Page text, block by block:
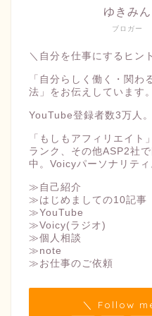
ブロガー
ゆきみん
＼自分を仕事にするヒン
「自分らしく働く・関わ
法」をお伝えしています。
YouTube登録者数3万人。
「もしもアフィリエイト
ランク、その他ASP2社
中。Voicyパーソナリティ
≫自己紹介
≫はじめましての10記事
≫YouTube
≫Voicy(ラジオ)
≫個人相談
≫note
≫お仕事のご依頼
＼ Follow